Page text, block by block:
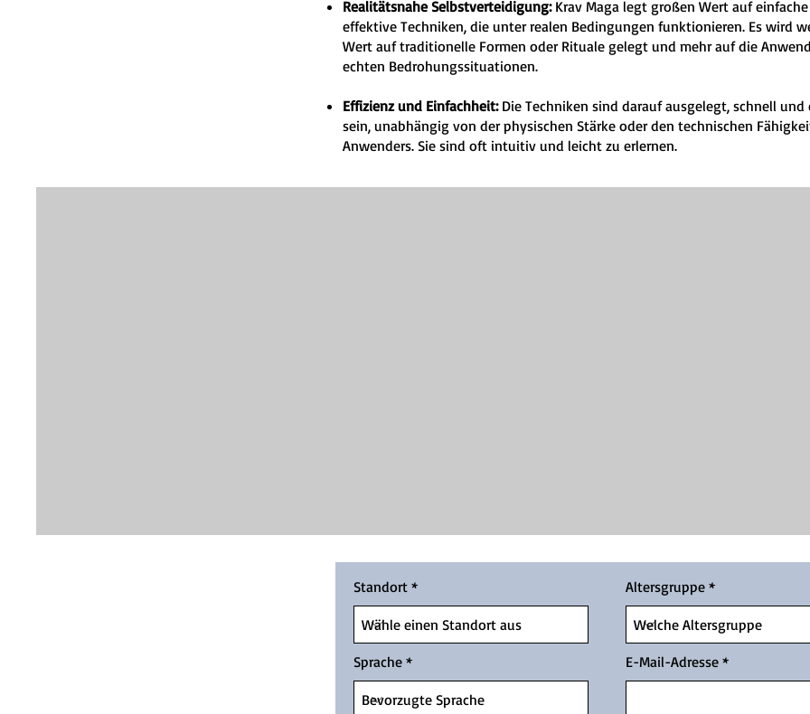
Realitätsnahe Selbstverteidigung:Krav Maga legt großen Wert auf
effektive Techniken, die unter realen Bedingungen funktionieren. Es wird
Wert auf traditionelle Formen oder Rituale gelegt und mehr auf die
echten Bedrohungssituationen.
Effizienz und Einfachheit:Die Techniken sind darauf ausgelegt, schnell und
sein, unabhängig von der physischen Stärke oder den technischen
Anwenders. Sie sind oft intuitiv und leicht zu erlernen.
Standort
Sprache
Altersgruppe
E-Mail-Adresse